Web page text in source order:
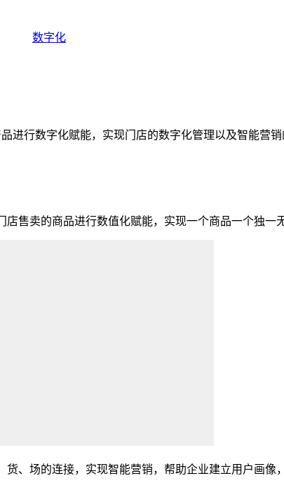
数字化
进行数字化赋能，实现门店的数字化管理以及智能营
卖的商品进行数值化赋能，实现一个商品一个独一无
货、场的连接，实现智能营销，帮助企业建立用户画像